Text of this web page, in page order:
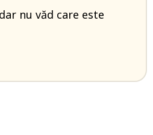
nu văd care este